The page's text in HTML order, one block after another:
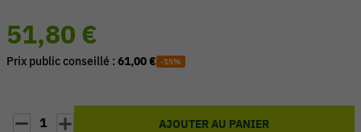
51,80 €
Prix public conseillé : 61,00 € -15%
1 AJOUTER AU PANIER